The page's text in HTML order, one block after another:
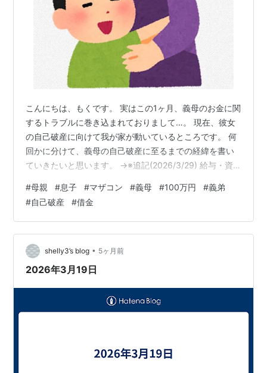
こんにちは、もくです。 実はこの1ヶ月、義母のお金に関
するトラブルに巻き込まれておりまして…。 現在、彼女
の自己破産に向けて我が家が動いているところです。 何
回かに分けて、義母の自己破産に至るまでの経緯を書い
ていきたいと思います。 →※追記(2026/3/29) 給与・資
人再生することになりました。それに伴い本記事ではタ
イトルのみ、個人再生と修正しました。 基本情報とし
て、 もく：難治性うつ病持ち子なし専業主婦。 夫：精神
疾患により昨年の秋に退職し、現在就職のために奮闘
中。 数年前、節税目的で私に黙って1200万の不動産ロー
ンを組み、中古ワンル…
#母親 #息子 #マザコン #義母 #100万円 #義弟
#自己破産 #借金
shelly3’s blog • 5ヶ月前
2026年3月19日